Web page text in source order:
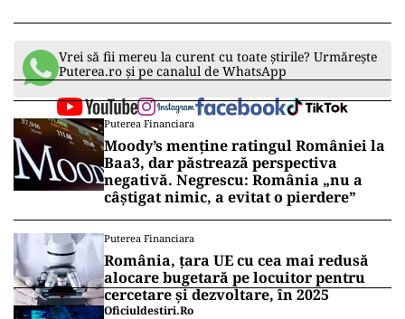
Vrei să fii mereu la curent cu toate știrile? Urmărește
Puterea.ro și pe canalul de WhatsApp
Puterea Financiara
Moody’s menține ratingul României la
Baa3, dar păstrează perspectiva
negativă. Negrescu: România „nu a
câștigat nimic, a evitat o pierdere”
Puterea Financiara
România, țara UE cu cea mai redusă
alocare bugetară pe locuitor pentru
cercetare și dezvoltare, în 2025
Oficiuldestiri.ro